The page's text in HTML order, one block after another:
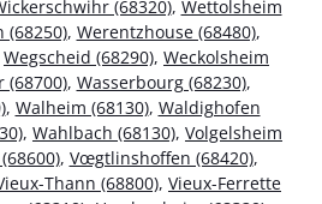
(68320), Wettolsheim
(68250), Werentzhouse (68480),
Wegscheid (68290), Weckolsheim
(68700), Wasserbourg (68230),
, Walheim (68130), Waldighofen
, Wahlbach (68130), Volgelsheim
, Vœgtlinshoffen (68420),
Thann (68800), Vieux-Ferrette